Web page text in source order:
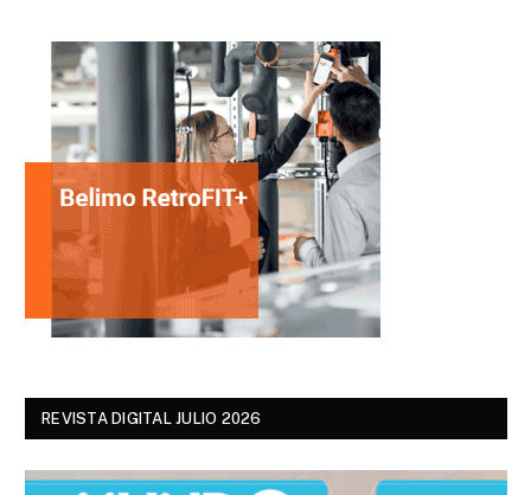
REVISTA DIGITAL JULIO 2026